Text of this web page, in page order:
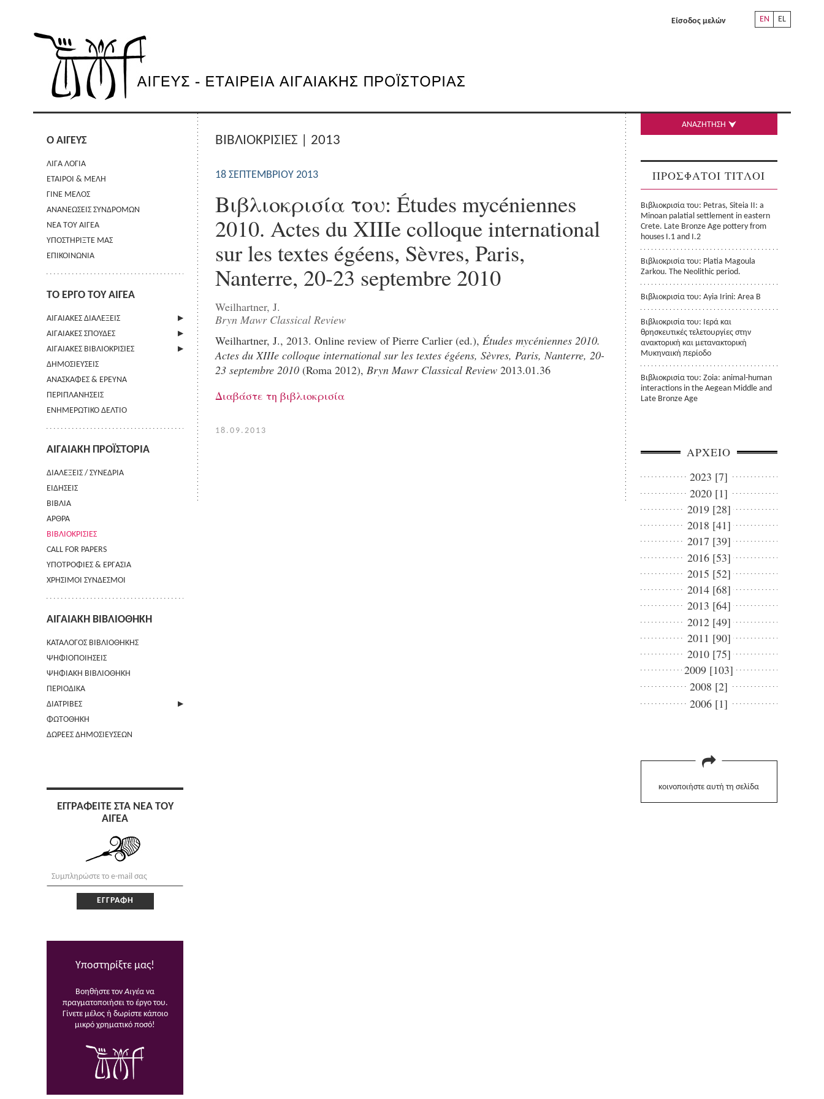
EN EL
Είσοδος μελών
Ο ΑΙΓΕΥΣ
ΛΙΓΑ ΛΟΓΙΑ
ΕΤΑΙΡΟΙ & ΜΕΛΗ
ΓΙΝΕ ΜΕΛΟΣ
ΑΝΑΝΕΩΣΕΙΣ ΣΥΝΔΡΟΜΩΝ
ΝΕΑ ΤΟΥ ΑΙΓΕΑ
ΥΠΟΣΤΗΡΙΞΤΕ ΜΑΣ
ΕΠΙΚΟΙΝΩΝΙΑ
ΤΟ ΕΡΓΟ ΤΟΥ ΑΙΓΕΑ
ΑΙΓΑΙΑΚΕΣ ΔΙΑΛΕΞΕΙΣ
ΠΛΗΡΟΦΟΡΙΕΣ
ΑΙΓΑΙΑΚΕΣ ΣΠΟΥΔΕΣ
ΠΛΗΡΟΦΟΡΙΕΣ
ΟΔΗΓΙΕΣ ΠΡΟΣ ΣΥΓΓΡΑΦΕΙΣ
ΟΡΟΙ ΧΡΗΣΗΣ
ΕΠΙΚΟΙΝΩΝΙΑ
ΑΙΓΑΙΑΚΕΣ ΒΙΒΛΙΟΚΡΙΣΙΕΣ
ΠΛΗΡΟΦΟΡΙΕΣ
ΔΗΜΟΣΙΕΥΣΕΙΣ
ΑΝΑΣΚΑΦΕΣ & ΕΡΕΥΝΑ
ΠΕΡΙΠΛΑΝΗΣΕΙΣ
ΕΝΗΜΕΡΩΤΙΚΟ ΔΕΛΤΙΟ
ΑΙΓΑΙΑΚΗ ΠΡΟΪΣΤΟΡΙΑ
ΔΙΑΛΕΞΕΙΣ / ΣΥΝΕΔΡΙΑ
ΕΙΔΗΣΕΙΣ
ΒΙΒΛΙΑ
ΑΡΘΡΑ
ΒΙΒΛΙΟΚΡΙΣΙΕΣ
CALL FOR PAPERS
ΥΠΟΤΡΟΦΙΕΣ & ΕΡΓΑΣΙΑ
ΧΡΗΣΙΜΟΙ ΣΥΝΔΕΣΜΟΙ
ΑΙΓΑΙΑΚΗ ΒΙΒΛΙΟΘΗΚΗ
ΚΑΤΑΛΟΓΟΣ ΒΙΒΛΙΟΘΗΚΗΣ
ΨΗΦΙΟΠΟΙΗΣΕΙΣ
ΨΗΦΙΑΚΗ ΒΙΒΛΙΟΘΗΚΗ
ΠΕΡΙΟΔΙΚΑ
ΔΙΑΤΡΙΒΕΣ
ΑΠΟΣΤΟΛΗ ΠΕΡΙΛΗΨΗΣ
ΦΩΤΟΘΗΚΗ
ΔΩΡΕΕΣ ΔΗΜΟΣΙΕΥΣΕΩΝ
ΕΓΓΡΑΦΕΙΤΕ ΣΤΑ ΝΕΑ ΤΟΥ
ΑΙΓΕΑ
Υποστηρίξτε μας!
Βοηθήστε τονΑιγέα να
πραγματοποιήσει το έργο του.
Γίνετε μέλος ή δωρίστε κάποιο
μικρό χρηματικό ποσό!
ΒΙΒΛΙΟΚΡΙΣΙΕΣ | 2013
18 ΣΕΠΤΕΜΒΡΊΟΥ 2013
Βιβλιοκρισία του: Études mycéniennes
2010. Actes du XIIIe colloque international
sur les textes égéens, Sèvres, Paris,
Nanterre, 20-23 septembre 2010
Weilhartner, J.
Bryn Mawr Classical Review
Weilhartner, J., 2013. Online review of Pierre Carlier (ed.), Études mycéniennes 2010.
Actes du XIIIe colloque international sur les textes égéens, Sèvres, Paris, Nanterre, 20-
23 septembre 2010(Roma 2012), Bryn Mawr Classical Review2013.01.36
Διαβάστε τη βιβλιοκρισία
18.09.2013
ΑΝΑΖΗΤΗΣΗ
ΠΡΟΣΦΑΤΟΙ ΤΙΤΛΟΙ
Βιβλιοκρισία του: Petras, Siteia II: a
Minoan palatial settlement in eastern
Crete. Late Bronze Age pottery from
houses I.1 and I.2
Βιβλιοκρισία του: Platia Magoula
Zarkou. The Neolithic period.
Βιβλιοκρισία του: Ayia Irini: Area B
Βιβλιοκρισία του: Ιερά και
θρησκευτικές τελετουργίες στην
ανακτορική και μετανακτορική
Μυκηναική περίοδο
Βιβλιοκρισία του: Zoia: animal-human
interactions in the Aegean Middle and
Late Bronze Age
ΑΡΧΕΙΟ
2023 [7]
2020 [1]
2019 [28]
2018 [41]
2017 [39]
2016 [53]
2015 [52]
2014 [68]
2013 [64]
2012 [49]
2011 [90]
2010 [75]
2009 [103]
2008 [2]
2006 [1]
κοινοποιήστε αυτή τη σελίδα